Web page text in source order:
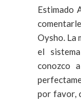
Oysho. La
el
conozco
por favor,